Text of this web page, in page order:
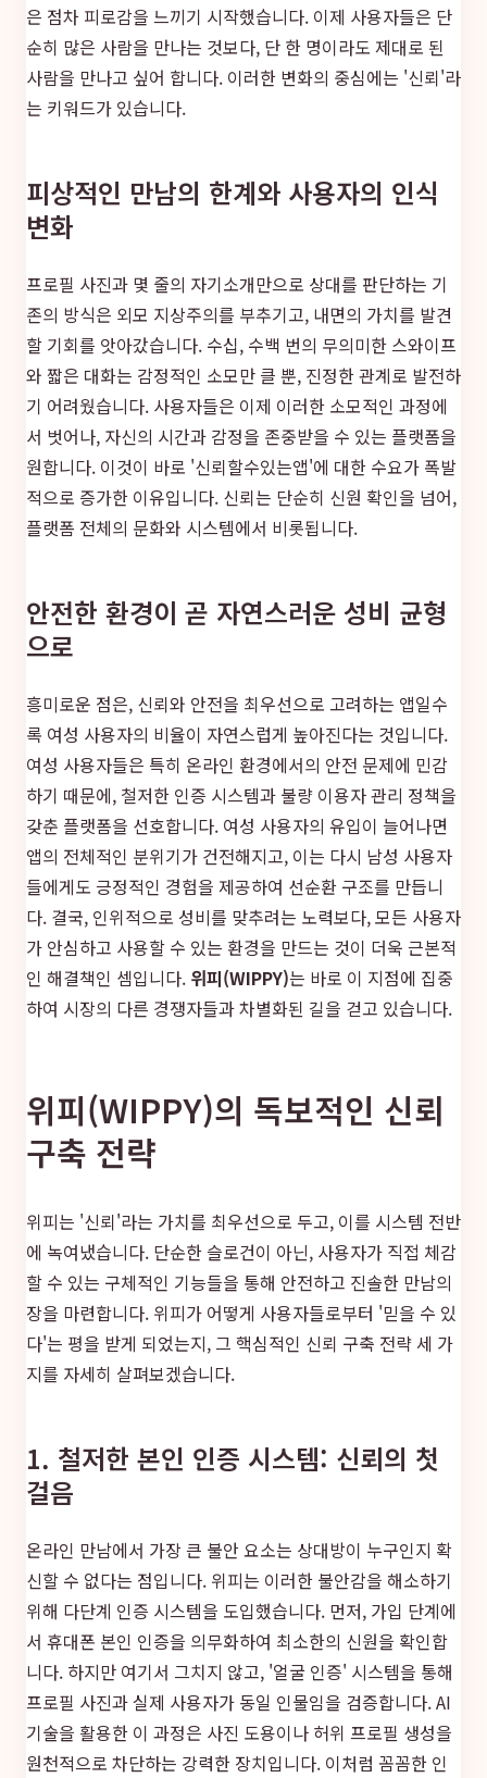
은 점차 피로감을 느끼기 시작했습니다. 이제 사용자들은 단
순히 많은 사람을 만나는 것보다, 단 한 명이라도 제대로 된
사람을 만나고 싶어 합니다. 이러한 변화의 중심에는 '신뢰'라
는 키워드가 있습니다.
피상적인 만남의 한계와 사용자의 인식
변화
프로필 사진과 몇 줄의 자기소개만으로 상대를 판단하는 기
존의 방식은 외모 지상주의를 부추기고, 내면의 가치를 발견
할 기회를 앗아갔습니다. 수십, 수백 번의 무의미한 스와이프
와 짧은 대화는 감정적인 소모만 클 뿐, 진정한 관계로 발전하
기 어려웠습니다. 사용자들은 이제 이러한 소모적인 과정에
서 벗어나, 자신의 시간과 감정을 존중받을 수 있는 플랫폼을
원합니다. 이것이 바로 '신뢰할수있는앱'에 대한 수요가 폭발
적으로 증가한 이유입니다. 신뢰는 단순히 신원 확인을 넘어,
플랫폼 전체의 문화와 시스템에서 비롯됩니다.
안전한 환경이 곧 자연스러운 성비 균형
으로
흥미로운 점은, 신뢰와 안전을 최우선으로 고려하는 앱일수
록 여성 사용자의 비율이 자연스럽게 높아진다는 것입니다.
여성 사용자들은 특히 온라인 환경에서의 안전 문제에 민감
하기 때문에, 철저한 인증 시스템과 불량 이용자 관리 정책을
갖춘 플랫폼을 선호합니다. 여성 사용자의 유입이 늘어나면
앱의 전체적인 분위기가 건전해지고, 이는 다시 남성 사용자
들에게도 긍정적인 경험을 제공하여 선순환 구조를 만듭니
다. 결국, 인위적으로 성비를 맞추려는 노력보다, 모든 사용자
가 안심하고 사용할 수 있는 환경을 만드는 것이 더욱 근본적
인 해결책인 셈입니다. 위피(WIPPY)는 바로 이 지점에 집중
하여 시장의 다른 경쟁자들과 차별화된 길을 걷고 있습니다.
위피(WIPPY)의 독보적인 신뢰
구축 전략
위피는 '신뢰'라는 가치를 최우선으로 두고, 이를 시스템 전반
에 녹여냈습니다. 단순한 슬로건이 아닌, 사용자가 직접 체감
할 수 있는 구체적인 기능들을 통해 안전하고 진솔한 만남의
장을 마련합니다. 위피가 어떻게 사용자들로부터 '믿을 수 있
다'는 평을 받게 되었는지, 그 핵심적인 신뢰 구축 전략 세 가
지를 자세히 살펴보겠습니다.
1. 철저한 본인 인증 시스템: 신뢰의 첫
걸음
온라인 만남에서 가장 큰 불안 요소는 상대방이 누구인지 확
신할 수 없다는 점입니다. 위피는 이러한 불안감을 해소하기
위해 다단계 인증 시스템을 도입했습니다. 먼저, 가입 단계에
서 휴대폰 본인 인증을 의무화하여 최소한의 신원을 확인합
니다. 하지만 여기서 그치지 않고, '얼굴 인증' 시스템을 통해
프로필 사진과 실제 사용자가 동일 인물임을 검증합니다. AI
기술을 활용한 이 과정은 사진 도용이나 허위 프로필 생성을
원천적으로 차단하는 강력한 장치입니다. 이처럼 꼼꼼한 인